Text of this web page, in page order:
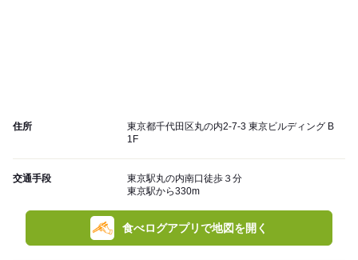
住所
東京都千代田区丸の内2-7-3 東京ビルディング B
1F
交通手段
東京駅丸の内南口徒歩３分
東京駅から330m
食べログアプリで地図を開く